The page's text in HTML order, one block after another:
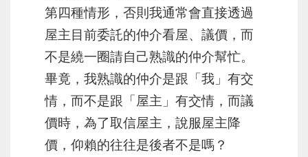
第四種情形，否則我通常會直接透過
屋主目前委託的仲介看屋、議價，而
不是繞一圈請自己熟識的仲介幫忙。
畢竟，我熟識的仲介是跟「我」有交
情，而不是跟「屋主」有交情，而議
價時，為了取信屋主，說服屋主降
價，仰賴的往往是後者不是嗎？